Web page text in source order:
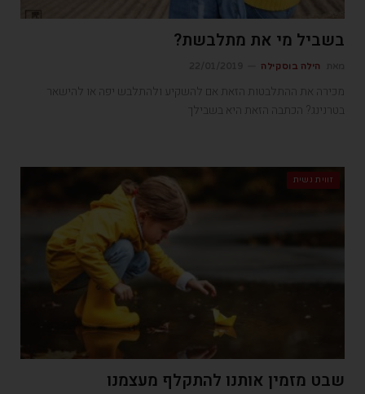
בשביל מי את מתלבשת?
הילה בוסקילה
מכירה את ההתלבטות הזאת אם להשקיע ולהתלבש יפה או להישאר
בטרנינג? הכתבה הזאת היא בשבילך
זווית נשית
שבט מזמין אותנו להתקלף מעצמנו